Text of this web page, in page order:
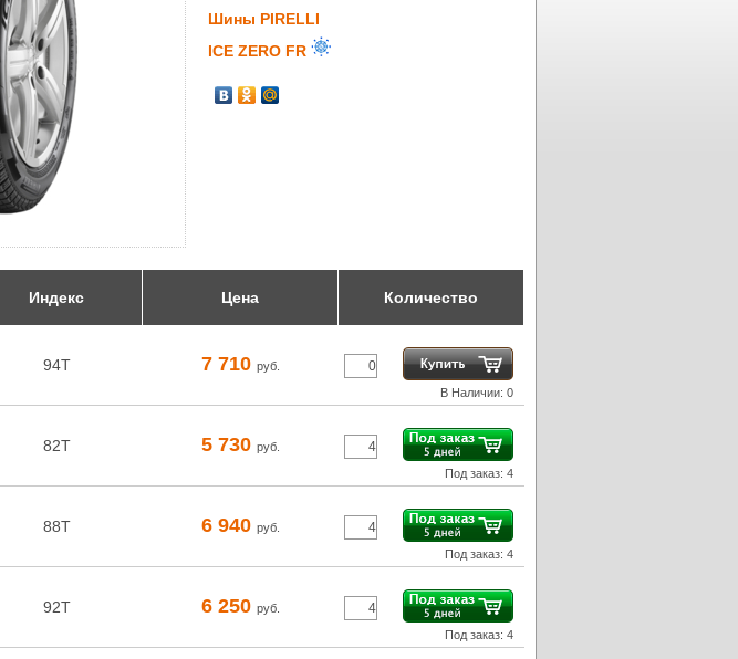
Шины PIRELLI
ICE ZERO FR
Индекс Цена Количество
94T 7 710 руб.
В Наличии: 0
82T 5 730 руб.
Под заказ: 4
88T 6 940 руб.
Под заказ: 4
92T 6 250 руб.
Под заказ: 4